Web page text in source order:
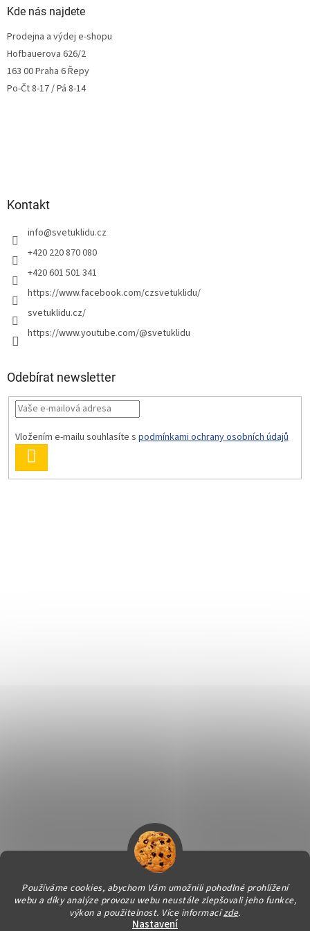
Používáme cookies, abychom Vám umožnili pohodlné prohlížení
webu a díky analýze provozu webu neustále zlepšovali jeho funkce,
výkon a použitelnost. Více informacízde.
Nastavení
Kde nás najdete
Prodejna a výdej e-shopu
Hofbauerova 626/2
163 00 Praha 6 Řepy
Po-Čt 8-17 / Pá 8-14
Kontakt
info@svetuklidu.cz
+420 220 870 080
+420 601 501 341
https://www.facebook.com/czsvetuklidu/
svetuklidu.cz/
https://www.youtube.com/@svetuklidu
Odebírat newsletter
Vložením e-mailu souhlasíte s podmínkami ochrany osobních údajů
SE
Vytvořil Shoptet